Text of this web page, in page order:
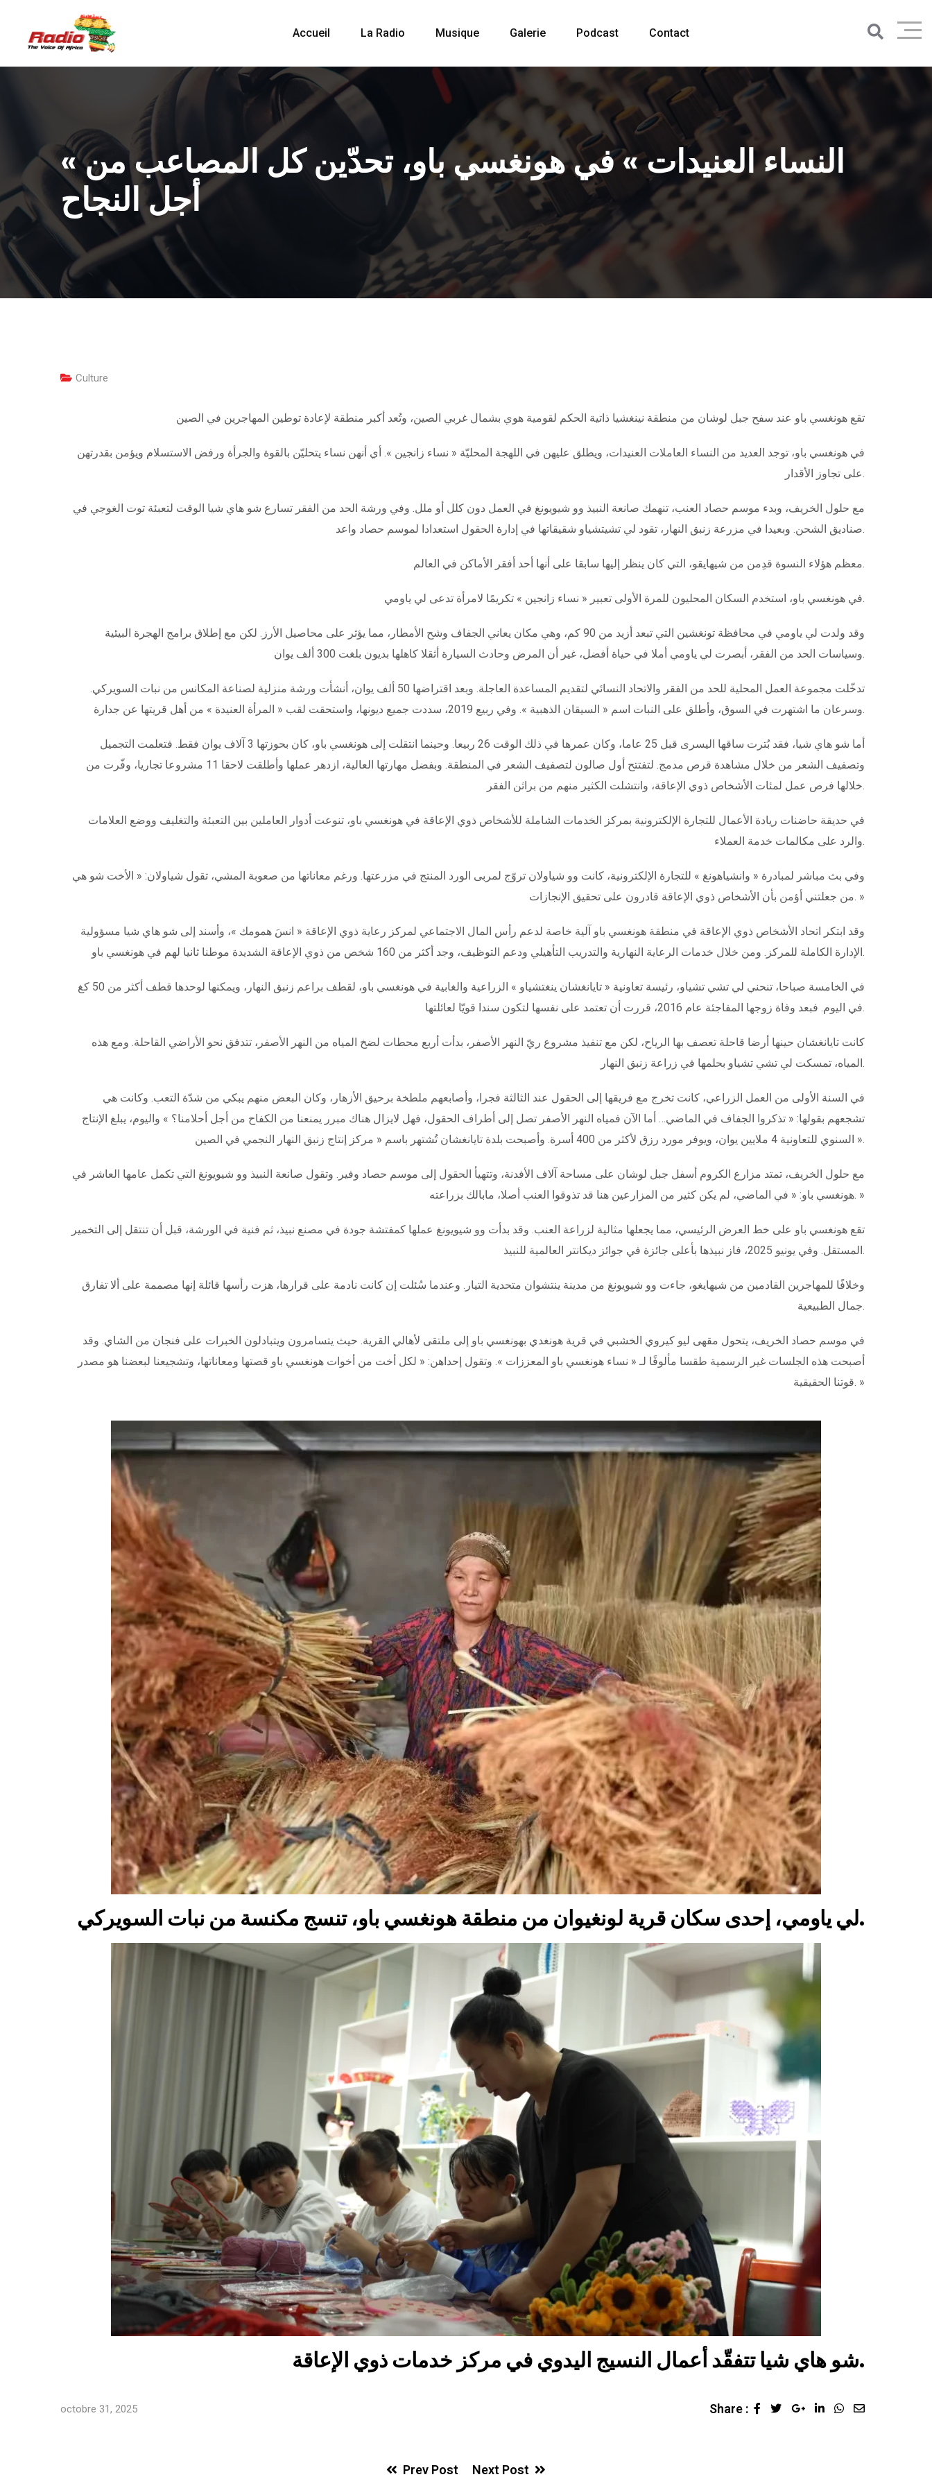
Accueil La Radio Musique Galerie Podcast Contact
« النساء العنيدات » في هونغسي باو، تحدّين كل المصاعب من
أجل النجاح
Culture
تقع هونغسي باو عند سفح جبل لوشان من منطقة نينغشيا ذاتية الحكم لقومية هوي بشمال غربي الصين، وتُعد أكبر منطقة لإعادة توطين المهاجرين في الصين
في هونغسي باو، توجد العديد من النساء العاملات العنيدات، ويطلق عليهن في اللهجة المحليّة « نساء زانجين ». أي أنهن نساء يتحليّن بالقوة والجرأة ورفض الاستسلام ويؤمن بقدرتهن
على تجاوز الأقدار.
مع حلول الخريف، وبدء موسم حصاد العنب، تنهمك صانعة النبيذ وو شيويونغ في العمل دون كلل أو ملل. وفي ورشة الحد من الفقر تسارع شو هاي شيا الوقت لتعبئة توت الغوجي في
صناديق الشحن. وبعيدا في مزرعة زنبق النهار، تقود لي تشيتشياو شقيقاتها في إدارة الحقول استعدادا لموسم حصاد واعد.
معظم هؤلاء النسوة قدِمن من شيهايقو، التي كان ينظر إليها سابقا على أنها أحد أفقر الأماكن في العالم.
في هونغسي باو، استخدم السكان المحليون للمرة الأولى تعبير « نساء زانجين » تكريمًا لامرأة تدعى لي ياومي.
وقد ولدت لي ياومي في محافظة تونغشين التي تبعد أزيد من 90 كم، وهي مكان يعاني الجفاف وشح الأمطار، مما يؤثر على محاصيل الأرز. لكن مع إطلاق برامج الهجرة البيئية
وسياسات الحد من الفقر، أبصرت لي ياومي أملا في حياة أفضل، غير أن المرض وحادث السيارة أثقلا كاهلها بديون بلغت 300 ألف يوان.
تدخّلت مجموعة العمل المحلية للحد من الفقر والاتحاد النسائي لتقديم المساعدة العاجلة. وبعد اقتراضها 50 ألف يوان، أنشأت ورشة منزلية لصناعة المكانس من نبات السويركي.
وسرعان ما اشتهرت في السوق، وأطلق على النبات اسم « السيقان الذهبية ». وفي ربيع 2019، سددت جميع ديونها، واستحقت لقب « المرأة العنيدة » من أهل قريتها عن جدارة.
أما شو هاي شيا، فقد بُترت ساقها اليسرى قبل 25 عاما، وكان عمرها في ذلك الوقت 26 ربيعا. وحينما انتقلت إلى هونغسي باو، كان بحوزتها 3 آلاف يوان فقط. فتعلمت التجميل
وتصفيف الشعر من خلال مشاهدة قرص مدمج. لتفتتح أول صالون لتصفيف الشعر في المنطقة. وبفضل مهارتها العالية، ازدهر عملها وأطلقت لاحقا 11 مشروعا تجاريا، وفّرت من
خلالها فرص عمل لمئات الأشخاص ذوي الإعاقة، وانتشلت الكثير منهم من براثن الفقر.
في حديقة حاضنات ريادة الأعمال للتجارة الإلكترونية بمركز الخدمات الشاملة للأشخاص ذوي الإعاقة في هونغسي باو، تنوعت أدوار العاملين بين التعبئة والتغليف ووضع العلامات
والرد على مكالمات خدمة العملاء.
وفي بث مباشر لمبادرة « وانشياهونغ » للتجارة الإلكترونية، كانت وو شياولان تروّج لمربى الورد المنتج في مزرعتها. ورغم معاناتها من صعوبة المشي، تقول شياولان: « الأخت شو هي
من جعلتني أؤمن بأن الأشخاص ذوي الإعاقة قادرون على تحقيق الإنجازات. »
وقد ابتكر اتحاد الأشخاص ذوي الإعاقة في منطقة هونغسي باو آلية خاصة لدعم رأس المال الاجتماعي لمركز رعاية ذوي الإعاقة « انسَ همومك »، وأسند إلى شو هاي شيا مسؤولية
الإدارة الكاملة للمركز. ومن خلال خدمات الرعاية النهارية والتدريب التأهيلي ودعم التوظيف، وجد أكثر من 160 شخص من ذوي الإعاقة الشديدة موطنا ثانيا لهم في هونغسي باو.
في الخامسة صباحا، تنحني لي تشي تشياو، رئيسة تعاونية « تايانغشان ينغتشياو » الزراعية والغابية في هونغسي باو، لقطف براعم زنبق النهار، ويمكنها لوحدها قطف أكثر من 50 كغ
في اليوم. فبعد وفاة زوجها المفاجئة عام 2016، قررت أن تعتمد على نفسها لتكون سندا قويّا لعائلتها.
كانت تايانغشان حينها أرضا قاحلة تعصف بها الرياح، لكن مع تنفيذ مشروع ريّ النهر الأصفر، بدأت أربع محطات لضخ المياه من النهر الأصفر، تتدفق نحو الأراضي القاحلة. ومع هذه
المياه، تمسكت لي تشي تشياو بحلمها في زراعة زنبق النهار.
في السنة الأولى من العمل الزراعي، كانت تخرج مع فريقها إلى الحقول عند الثالثة فجرا، وأصابعهم ملطخة برحيق الأزهار، وكان البعض منهم يبكي من شدّة التعب. وكانت هي
تشجعهم بقولها: « تذكروا الجفاف في الماضي… أما الآن فمياه النهر الأصفر تصل إلى أطراف الحقول، فهل لايزال هناك مبرر يمنعنا من الكفاح من أجل أحلامنا؟ » واليوم، يبلغ الإنتاج
السنوي للتعاونية 4 ملايين يوان، ويوفر مورد رزق لأكثر من 400 أسرة. وأصبحت بلدة تايانغشان تُشتهر باسم « مركز إنتاج زنبق النهار النجمي في الصين ».
مع حلول الخريف، تمتد مزارع الكروم أسفل جبل لوشان على مساحة آلاف الأفدنة، وتتهيأ الحقول إلى موسم حصاد وفير. وتقول صانعة النبيذ وو شيويونغ التي تكمل عامها العاشر في
هونغسي باو: « في الماضي، لم يكن كثير من المزارعين هنا قد تذوقوا العنب أصلا، مابالك بزراعته. »
تقع هونغسي باو على خط العرض الرئيسي، مما يجعلها مثالية لزراعة العنب. وقد بدأت وو شيويونغ عملها كمفتشة جودة في مصنع نبيذ، ثم فنية في الورشة، قبل أن تنتقل إلى التخمير
المستقل. وفي يونيو 2025، فاز نبيذها بأعلى جائزة في جوائز ديكانتر العالمية للنبيذ.
وخلافًا للمهاجرين القادمين من شيهايغو، جاءت وو شيويونغ من مدينة ينتشوان متحدية التيار. وعندما سُئلت إن كانت نادمة على قرارها، هزت رأسها قائلة إنها مصممة على ألا تفارق
جمال الطبيعية.
في موسم حصاد الخريف، يتحول مقهى ليو كيروي الخشبي في قرية هونغدي بهونغسي باو إلى ملتقى لأهالي القرية. حيث يتسامرون ويتبادلون الخبرات على فنجان من الشاي. وقد
أصبحت هذه الجلسات غير الرسمية طقسا مألوفًا لـ « نساء هونغسي باو المعززات ». وتقول إحداهن: « لكل أخت من أخوات هونغسي باو قصتها ومعاناتها، وتشجيعنا لبعضنا هو مصدر
قوتنا الحقيقية. »
لي ياومي، إحدى سكان قرية لونغيوان من منطقة هونغسي باو، تنسج مكنسة من نبات السويركي.
شو هاي شيا تتفقّد أعمال النسيج اليدوي في مركز خدمات ذوي الإعاقة.
octobre 31, 2025 Share :
Prev Post Next Post